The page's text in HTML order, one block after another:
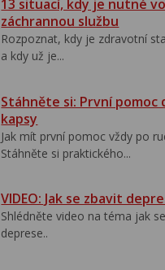
13 situací, kdy je nutné
záchrannou službu
Rozpoznat, kdy je zdravotní
a kdy už je...
Stáhněte si: První pomoc
kapsy
Jak mít první pomoc vždy po
Stáhněte si praktického...
VIDEO: Jak se zbavit
Shlédněte video na téma jak
deprese..